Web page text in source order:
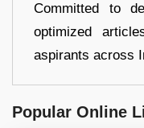
Committed to
optimized
aspirants across
Popular Online